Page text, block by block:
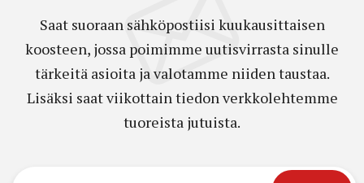
Saat suoraan sähköpostiisi kuukausittaisen
koosteen, jossa poimimme uutisvirrasta sinulle
tärkeitä asioita ja valotamme niiden taustaa.
Lisäksi saat viikottain tiedon verkkolehtemme
tuoreista jutuista.